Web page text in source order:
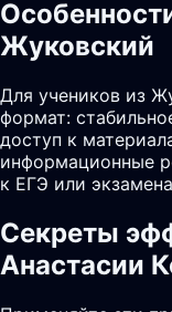
Жуковский
Для учеников из
формат:
доступ к
информационные
к ЕГЭ или
Секреты
Анастасии